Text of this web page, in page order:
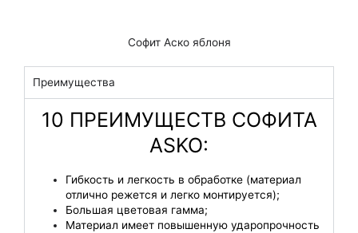
Софит Аско яблоня
Преимущества
10 ПРЕИМУЩЕСТВ СОФИТА
ASKO:
Гибкость и легкость в обработке (материал
отлично режется и легко монтируется);
Большая цветовая гамма;
Материал имеет повышенную ударопрочность